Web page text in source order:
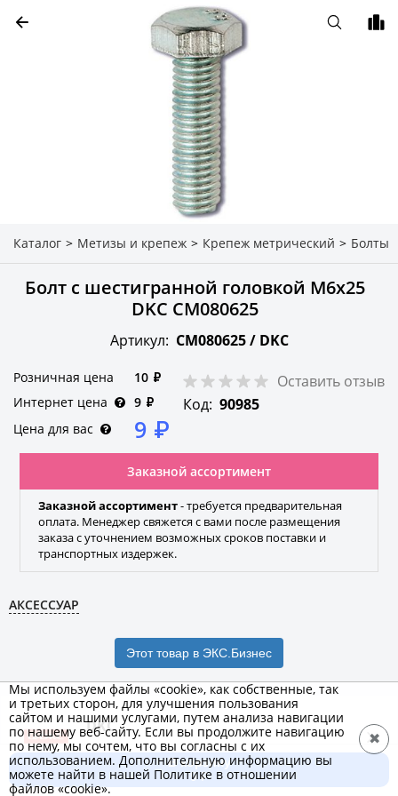
Каталог > Метизы и крепеж > Крепеж метрический > Болты
Болт с шестигранной головкой М6х25
DKC CM080625
Артикул: CM080625 / DKC
Розничная цена 10 ₽
Интернет цена
9 ₽
Цена для вас
9 ₽
Оставить отзыв
Код: 90985
Заказной ассортимент
Заказной ассортимент- требуется предварительная
оплата. Менеджер свяжется с вами после размещения
заказа с уточнением возможных сроков поставки и
транспортных издержек.
АКСЕССУАР
Этот товар в ЭКС.Бизнес
DKC
Бренд
В корзину
9 ₽
Мы используем файлы «cookie», как собственные, так
и третьих сторон, для улучшения пользования
сайтом и нашими услугами, путем анализа навигации
по нашему веб-сайту. Если вы продолжите навигацию
по нему, мы сочтем, что вы согласны с их
использованием. Дополнительную информацию вы
можете найти в нашей Политике в отношении
файлов «cookie».
✖